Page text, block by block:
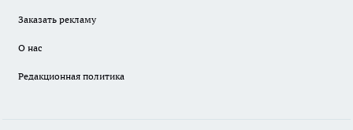
Заказать рекламу
О нас
Редакционная политика